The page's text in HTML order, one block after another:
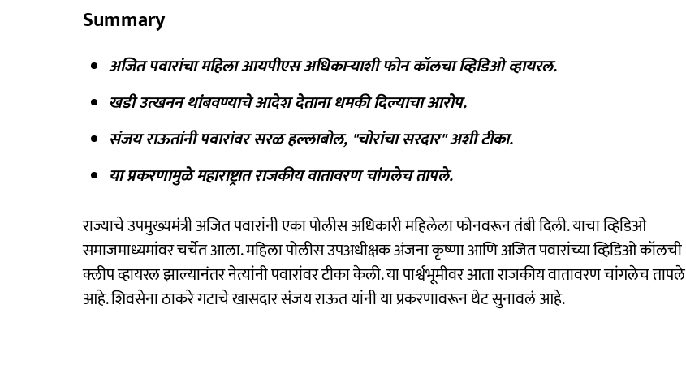
Summary
अजित पवारांचा महिला आयपीएस अधिकाऱ्याशी फोन कॉलचा व्हिडिओ व्हायरल.
खडी उत्खनन थांबवण्याचे आदेश देताना धमकी दिल्याचा आरोप.
संजय राऊतांनी पवारांवर सरळ हल्लाबोल, "चोरांचा सरदार" अशी टीका.
या प्रकरणामुळे महाराष्ट्रात राजकीय वातावरण चांगलेच तापले.
राज्याचे उपमुख्यमंत्री अजित पवारांनी एका पोलीस अधिकारी महिलेला फोनवरून तंबी दिली. याचा व्हिडिओ
समाजमाध्यमांवर चर्चेत आला. महिला पोलीस उपअधीक्षक अंजना कृष्णा आणि अजित पवारांच्या व्हिडिओ कॉलची
क्लीप व्हायरल झाल्यानंतर नेत्यांनी पवारांवर टीका केली. या पार्श्वभूमीवर आता राजकीय वातावरण चांगलेच तापले
आहे. शिवसेना ठाकरे गटाचे खासदार संजय राऊत यांनी या प्रकरणावरून थेट सुनावलं आहे.